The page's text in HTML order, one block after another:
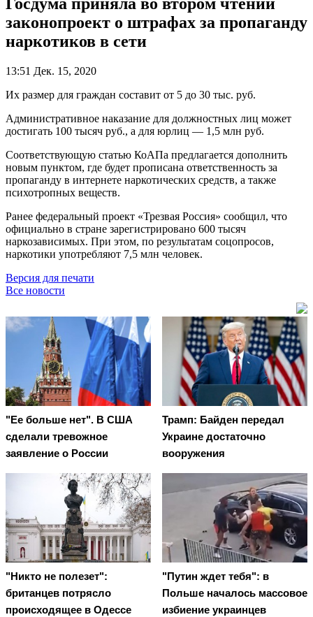
законопроект о штрафах за пропаганду
наркотиков в сети
13:51 Дек. 15, 2020
Их размер для граждан составит от 5 до 30 тыс. руб.
Административное наказание для должностных лиц может
достигать 100 тысяч руб., а для юрлиц — 1,5 млн руб.
Соответствующую статью КоАПа предлагается дополнить
новым пунктом, где будет прописана ответственность за
пропаганду в интернете наркотических средств, а также
психотропных веществ.
Ранее федеральный проект «Трезвая Россия» сообщил, что
официально в стране зарегистрировано 600 тысяч
наркозависимых. При этом, по результатам соцопросов,
наркотики употребляют 7,5 млн человек.
Версия для печати
Все новости
"Ее больше нет". В США
сделали тревожное
заявление о России
Трамп: Байден передал
Украине достаточно
вооружения
"Никто не полезет":
британцев потрясло
происходящее в Одессе
"Путин ждет тебя": в
Польше началось массовое
избиение украинцев